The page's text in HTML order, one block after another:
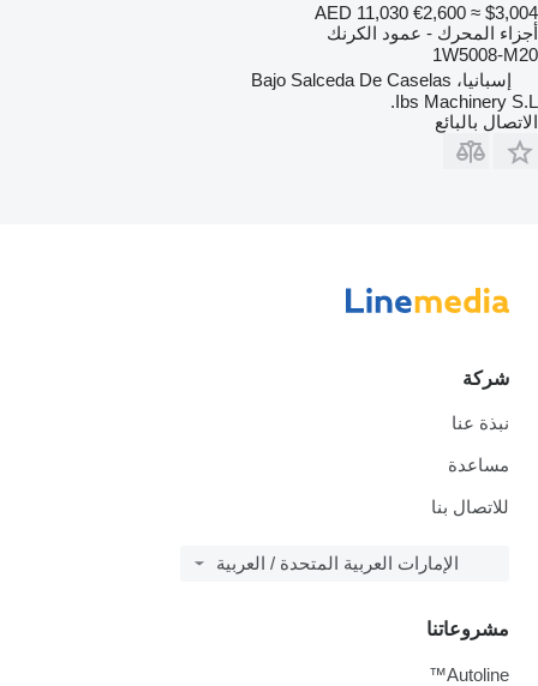
AED 11,030 €2,600 ≈ $3,004
أجزاء المحرك - عمود الكرنك
1W5008-M20
إسبانيا، Bajo Salceda De Caselas
Ibs Machinery S.L.
الاتصال بالبائع
شركة
نبذة عنا
مساعدة
للاتصال بنا
الإمارات العربية المتحدة / العربية
مشروعاتنا
Autoline™